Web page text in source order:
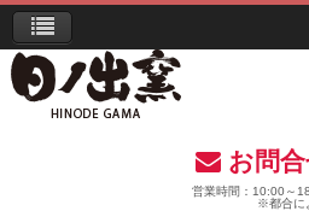
お問
営業時間：10:00～
※都合に